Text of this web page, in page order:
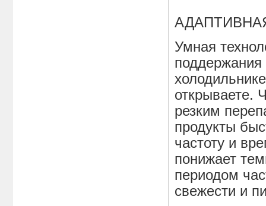
Умная
открываете.
резким
продукты
частоту и
понижает
периодом
свежести и